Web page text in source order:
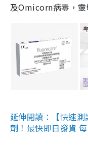
及Omicorn病毒，靈
延伸閱讀：【快速
劑！最快即日發貨